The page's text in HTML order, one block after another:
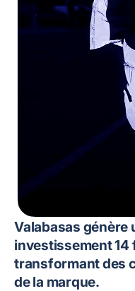
Valabasas génère
investissement
transformant des
de la marque.